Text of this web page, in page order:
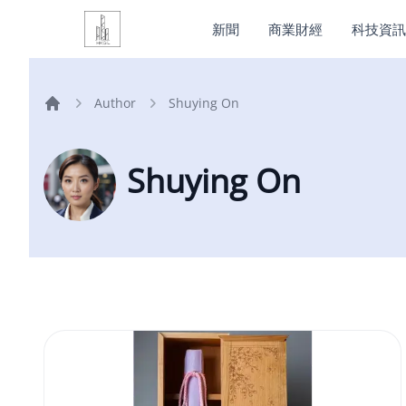
新聞 商業財經 科技資訊
Author Shuying On
Shuying On